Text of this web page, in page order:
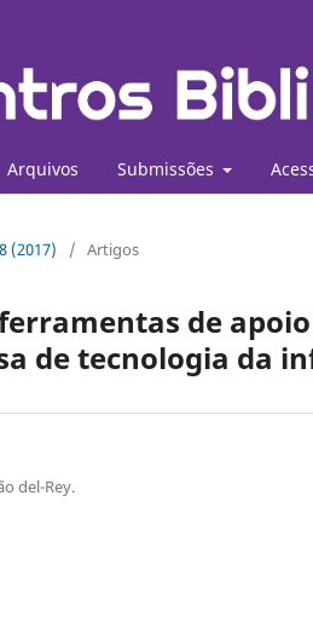
Arquivos Submissões
(2017) / Artigos
de
de tecnologia da
del-Rey.